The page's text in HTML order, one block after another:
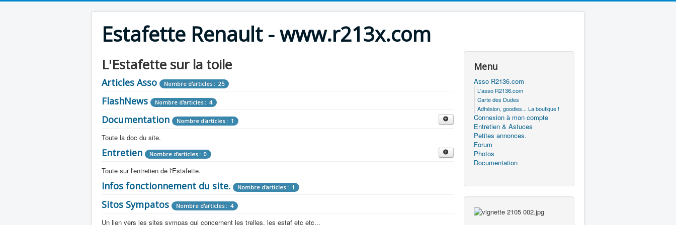
Estafette Renault - www.r213x.com
L'Estafette sur la toile
Articles Asso Nombre d'articles : 25
FlashNews Nombre d'articles : 4
Documentation Nombre d'articles : 1
Toute la doc du site.
Revue de Presse Nombre d'articles : 9
Tous les articles que l'on a vu sur l'estafette !
Camping Car Nombre d'articles : 3
Toute la doc sur les camping cars ou aménagements d'époque.
Documentation Nombre d'articles : 13
Entretien Nombre d'articles : 0
Toute sur l'entretien de l'Estafette.
Mécanique Nombre d'articles : 0
Moteur Nombre d'articles : 14
Electricité Nombre d'articles : 0
Infos fonctionnement du site. Nombre d'articles : 1
Sitos Sympatos Nombre d'articles : 4
Un lien vers les sites sympas qui concernent les trelles, les estaf etc etc...
Menu
Asso R2136.com
L'asso R2136.com
Carte des Dudes
Adhésion, goodies... La boutique !
Connexion à mon compte
Entretien & Astuces
Petites annonces.
Forum
Photos
Documentation